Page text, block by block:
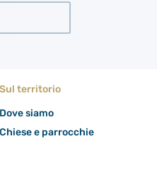
Sul territorio
Dove siamo
Chiese e parrocchie